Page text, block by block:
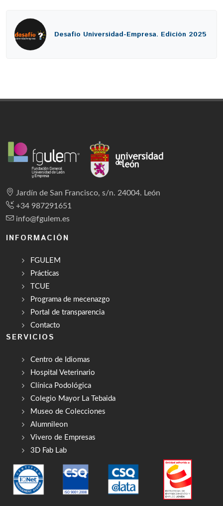
Desafío Universidad-Empresa. Edición 2025
Jardín de San Francisco, s/n. 24004. León
+34 987291651
info@fgulem.es
INFORMACIÓN
FGULEM
Prácticas
TCUE
Programa de mecenazgo
Portal de transparencia
Contacto
SERVICIOS
Centro de Idiomas
Hospital Veterinario
Clínica Podológica
Colegio Mayor La Tebaida
Museo de Colecciones
Alumnileon
Vivero de Empresas
3D Fab Lab